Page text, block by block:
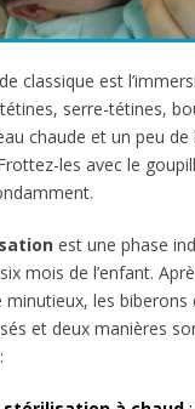
classique est
serre-tétines,
chaude et un peu de
les avec le
est une phase
mois de l’enfant.
minutieux, les biberons
et deux manières